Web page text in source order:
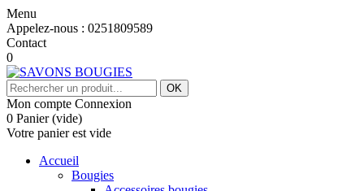
Menu
Appelez-nous : 0251809589
Contact
0
OK
Mon compte Connexion
0 Panier (vide)
Votre panier est vide
Accueil
Bougies